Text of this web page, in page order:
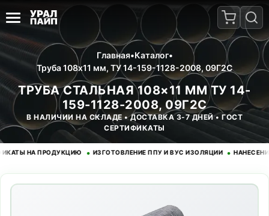
Главная•Каталог•
Труба 108x11 мм, ТУ 14-159-1128-2008, 09Г2С
ТРУБА СТАЛЬНАЯ 108×11 ММ ТУ 14-
159-1128-2008, 09Г2С
В НАЛИЧИИ НА СКЛАДЕ • ДОСТАВКА 3-7 ДНЕЙ • ГОСТ
СЕРТИФИКАТЫ
НА ПРОДУКЦИЮ • ИЗГОТОВЛЕНИЕ ППУ И ВУС ИЗОЛЯЦИИ • НАНЕСЕНИЕ